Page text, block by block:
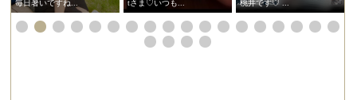
毎日暑いですね...
tさま♡いつも...
桃井です♡ ...